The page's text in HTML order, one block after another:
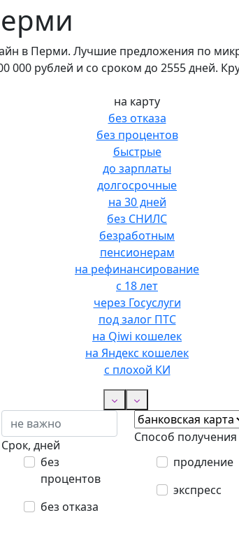
в Перми. Лучшие предложения по
рублей и со сроком до 2555 дней.
на карту
без отказа
без процентов
быстрые
до зарплаты
долгосрочные
на 30 дней
без СНИЛС
безработным
пенсионерам
на рефинансирование
с 18 лет
через Госуслуги
под залог ПТС
на Qiwi кошелек
на Яндекс кошелек
с плохой КИ
Срок, дней
Способ получения
без
процентов
без отказа
продление
экспресс